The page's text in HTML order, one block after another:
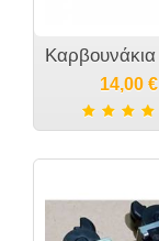
14,00 €